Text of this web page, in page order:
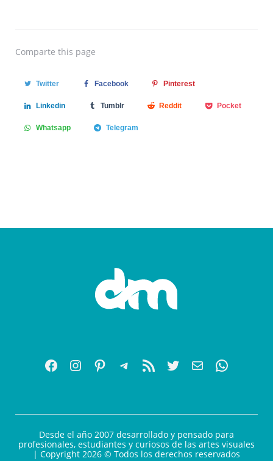
Comparte this page
Twitter Facebook Pinterest
Linkedin Tumblr Reddit Pocket
Whatsapp Telegram
Desde el año 2007 desarrollado y pensado para
profesionales, estudiantes y curiosos de las artes visuales
| Copyright 2026 © Todos los derechos reservados